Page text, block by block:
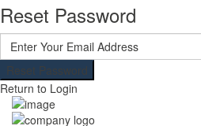
Reset Password
Reset Password
Return to Login